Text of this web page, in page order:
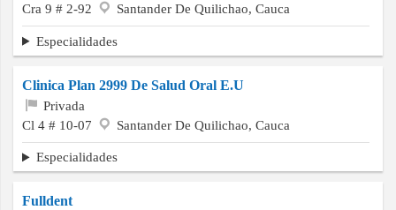
Cra 9 # 2-92
Santander De Quilichao, Cauca
Especialidades
Clinica Plan 2999 De Salud Oral E.U
Privada
Cl 4 # 10-07
Santander De Quilichao, Cauca
Especialidades
Fulldent